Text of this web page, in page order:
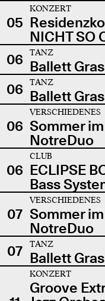
05
KONZERT
NICHT SO
06
TANZ
Ballett
06
TANZ
Ballett
06
VERSCHIEDENES
Sommer
NotreDuo
06
CLUB
ECLIPSE
Bass
07
VERSCHIEDENES
Sommer
NotreDuo
07
TANZ
Ballett
KONZERT
Groove